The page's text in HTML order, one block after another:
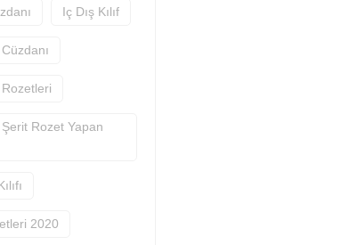
Iç Dış Kılıf
Rozet Yapan
2020